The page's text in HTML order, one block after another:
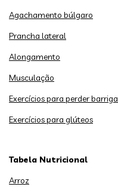
Agachamento búlgaro
Prancha lateral
Alongamento
Musculação
Exercícios para perder barriga
Exercícios para glúteos
Tabela Nutricional
Arroz